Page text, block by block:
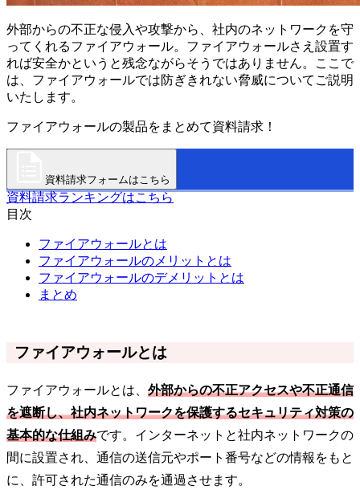
外部からの不正な侵入や攻撃から、社内のネットワークを守
ってくれるファイアウォール。ファイアウォールさえ設置す
れば安全かというと残念ながらそうではありません。ここで
は、ファイアウォールでは防ぎきれない脅威についてご説明
いたします。
ファイアウォールの製品をまとめて資料請求！
資料請求フォームはこちら
資料請求ランキングはこちら
目次
ファイアウォールとは
ファイアウォールのメリットとは
ファイアウォールのデメリットとは
まとめ
ファイアウォールとは
ファイアウォールとは、 外部からの不正アクセスや不正通信
を遮断し、社内ネットワークを保護するセキュリティ対策の
基本的な仕組みです。インターネットと社内ネットワークの
間に設置され、通信の送信元やポート番号などの情報をもと
に、許可された通信のみを通過させます。